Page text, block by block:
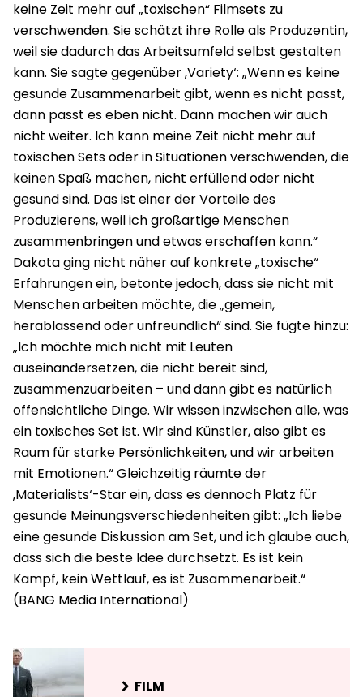
keine Zeit mehr auf „toxischen“ Filmsets zu
verschwenden. Sie schätzt ihre Rolle als Produzentin,
weil sie dadurch das Arbeitsumfeld selbst gestalten
kann. Sie sagte gegenüber ‚Variety‘: „Wenn es keine
gesunde Zusammenarbeit gibt, wenn es nicht passt,
dann passt es eben nicht. Dann machen wir auch
nicht weiter. Ich kann meine Zeit nicht mehr auf
toxischen Sets oder in Situationen verschwenden, die
keinen Spaß machen, nicht erfüllend oder nicht
gesund sind. Das ist einer der Vorteile des
Produzierens, weil ich großartige Menschen
zusammenbringen und etwas erschaffen kann.“
Dakota ging nicht näher auf konkrete „toxische“
Erfahrungen ein, betonte jedoch, dass sie nicht mit
Menschen arbeiten möchte, die „gemein,
herablassend oder unfreundlich“ sind. Sie fügte hinzu:
„Ich möchte mich nicht mit Leuten
auseinandersetzen, die nicht bereit sind,
zusammenzuarbeiten – und dann gibt es natürlich
offensichtliche Dinge. Wir wissen inzwischen alle, was
ein toxisches Set ist. Wir sind Künstler, also gibt es
Raum für starke Persönlichkeiten, und wir arbeiten
mit Emotionen.“ Gleichzeitig räumte der
‚Materialists‘-Star ein, dass es dennoch Platz für
gesunde Meinungsverschiedenheiten gibt: „Ich liebe
eine gesunde Diskussion am Set, und ich glaube auch,
dass sich die beste Idee durchsetzt. Es ist kein
Kampf, kein Wettlauf, es ist Zusammenarbeit.“
FILM